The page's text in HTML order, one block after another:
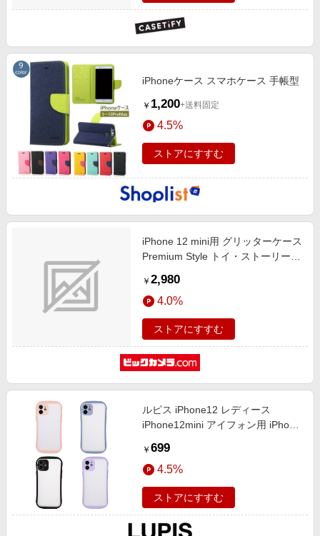
iPhoneケース スマホケース 手帳型
￥ 1,200+送料固定
4.5%
ストアにすすむ
iPhone 12 mini用 グリッターケース
Premium Style トイ・ストーリー
￥ 2,980
4.0%
ストアにすすむ
ルピス iPhone12 レディース
iPhone12mini アイフォン用 iPhone
ル LUPIS
￥ 699
4.5%
ストアにすすむ